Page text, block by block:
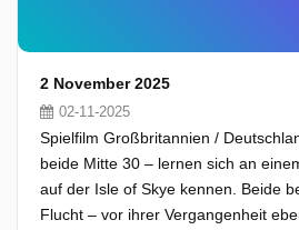
2 November 2025
02-11-2025
Spielfilm Großbritannien /
beide Mitte 30 – lernen sich an
auf der Isle of Skye kennen. Beide
Flucht – vor ihrer Vergangenheit